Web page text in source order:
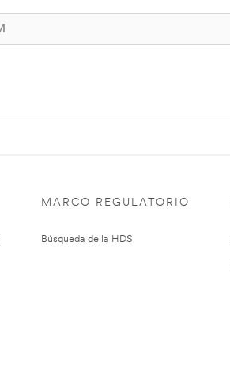
MARCO REGULATORIO
Búsqueda de la HDS